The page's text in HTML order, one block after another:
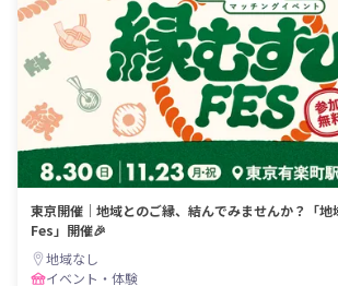
東京開催｜地域とのご縁、結んでみませんか？「地
Fes」開催🎉
地域なし
イベント・体験